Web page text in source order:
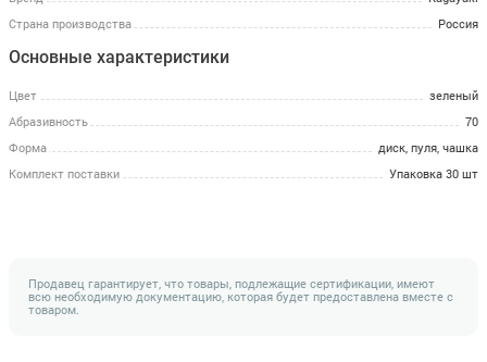
Страна производства
Россия
Основные характеристики
Цвет
зеленый
Абразивность
70
Форма
диск, пуля, чашка
Комплект поставки
Упаковка 30 шт
Продавец гарантирует, что товары, подлежащие сертификации, имеют
всю необходимую документацию, которая будет предоставлена вместе с
товаром.